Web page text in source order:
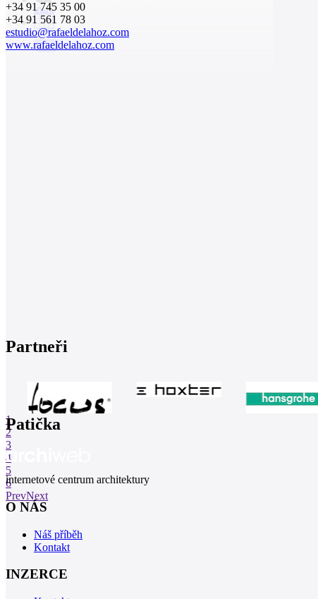
0
+34 91 745 35 00
+34 91 561 78 03
estudio@rafaeldelahoz.com
www.rafaeldelahoz.com
Partneři
1
2
3
4
5
6
PrevNext
Patička
internetové centrum architektury
O NÁS
Náš příběh
Kontakt
INZERCE